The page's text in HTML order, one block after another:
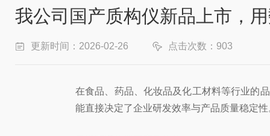
我公司国产质构仪新品上市，
更新时间：2026-02-26 点击次数：903
在食品、药品、化妆品及化工材料等行业的
能直接决定了企业研发效率与产品质量稳定